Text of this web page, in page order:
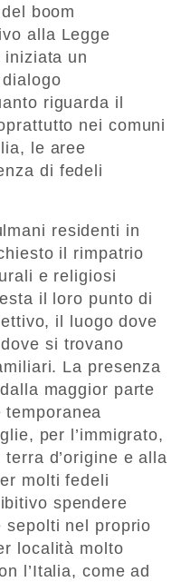
boom
alla Legge
un
riguarda il
nei comuni
le aree
di fedeli
residenti in
il rimpatrio
e religiosi
il loro punto di
il luogo dove
si trovano
La presenza
maggior parte
per l’immigrato,
d’origine e alla
molti fedeli
spendere
sepolti nel proprio
località molto
l’Italia, come ad